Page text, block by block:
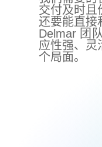
交付及时且
还要能直接
Delmar 团
应性强、灵
个局面。